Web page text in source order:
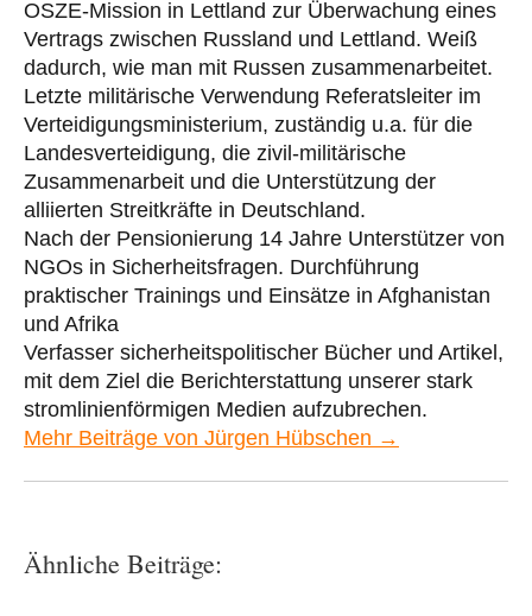
OSZE-Mission in Lettland zur Überwachung eines
Vertrags zwischen Russland und Lettland. Weiß
dadurch, wie man mit Russen zusammenarbeitet.
Letzte militärische Verwendung Referatsleiter im
Verteidigungsministerium, zuständig u.a. für die
Landesverteidigung, die zivil-militärische
Zusammenarbeit und die Unterstützung der
alliierten Streitkräfte in Deutschland.
Nach der Pensionierung 14 Jahre Unterstützer von
NGOs in Sicherheitsfragen. Durchführung
praktischer Trainings und Einsätze in Afghanistan
und Afrika
Verfasser sicherheitspolitischer Bücher und Artikel,
mit dem Ziel die Berichterstattung unserer stark
stromlinienförmigen Medien aufzubrechen.
Mehr Beiträge von Jürgen Hübschen →
Ähnliche Beiträge: